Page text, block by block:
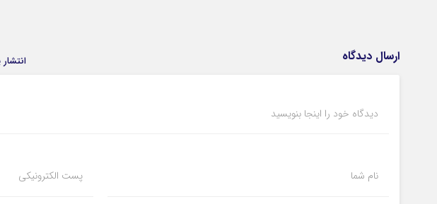
ارسال دیدگاه انتشار
دیدگاه خود را اینجا بنویسید
نام شما پست الکترونیکی